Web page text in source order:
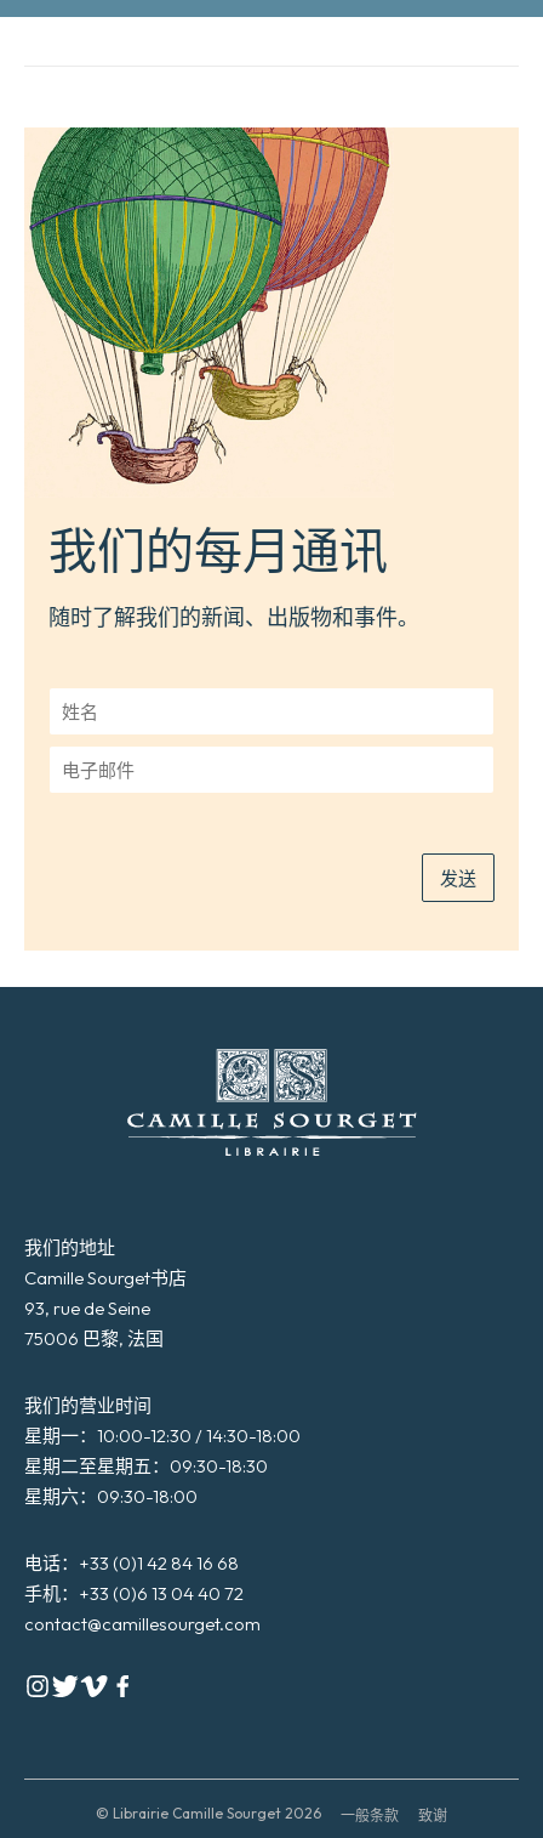
我们的每月通讯
随时了解我们的新闻、出版物和事件。
姓
名
*
子
发送
我们的地址
Camille Sourget书店
93, rue de Seine
75006 巴黎, 法国
我们的营业时间
星期一：10:00-12:30 / 14:30-18:00
星期二至星期五：09:30-18:30
星期六：09:30-18:00
电话：+33 (0)1 42 84 16 68
手机：+33 (0)6 13 04 40 72
contact@camillesourget.com
© Librairie Camille Sourget 2026 一般条款 致谢